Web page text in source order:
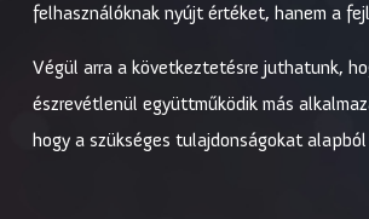
felhasználóknak nyújt értéket, hanem a
Végül arra a következtetésre juthatunk,
észrevétlenül együttműködik más
hogy a szükséges tulajdonságokat